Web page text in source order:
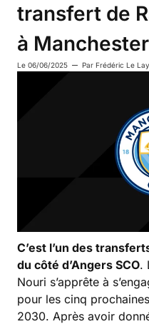
transfert de
à
Le 06/06/2025 Par Frédéric Le Lay
C’est l’un des
du côté d’Angers SCO.
Nouri s’apprête à
pour les cinq
2030. Après avoir